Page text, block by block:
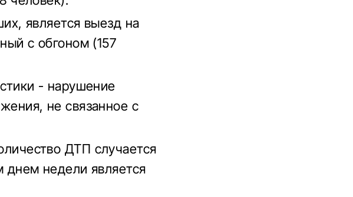
является выезд на
с обгоном (157
- нарушение
не связанное с
ДТП случается
недели является